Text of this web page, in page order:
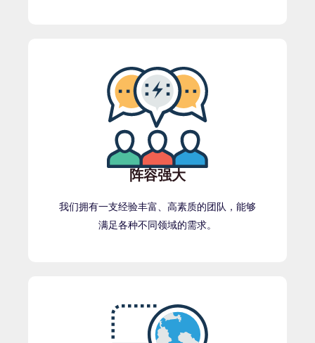
阵容强大
我们拥有一支经验丰富、高素质的团队，能够
满足各种不同领域的需求。